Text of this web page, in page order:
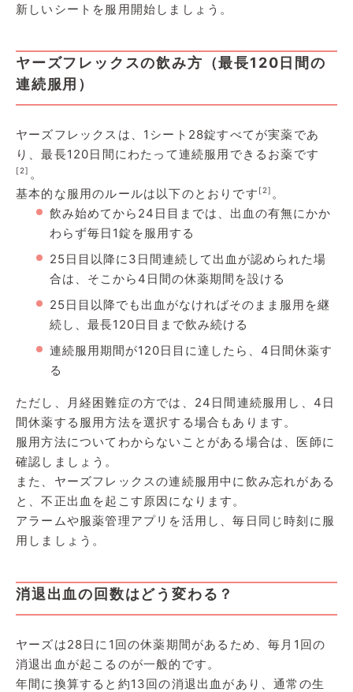
新しいシートを服用開始しましょう。
ヤーズフレックスの飲み方（最長120日間の
連続服用）
ヤーズフレックスは、1シート28錠すべてが実薬であ
り、最長120日間にわたって連続服用できるお薬です
[2] 。
基本的な服用のルールは以下のとおりです [2] 。
飲み始めてから24日目までは、出血の有無にかか
わらず毎日1錠を服用する
25日目以降に3日間連続して出血が認められた場
合は、そこから4日間の休薬期間を設ける
25日目以降でも出血がなければそのまま服用を継
続し、最長120日目まで飲み続ける
連続服用期間が120日目に達したら、4日間休薬す
る
ただし、月経困難症の方では、24日間連続服用し、4日
間休薬する服用方法を選択する場合もあります。
服用方法についてわからないことがある場合は、医師に
確認しましょう。
また、ヤーズフレックスの連続服用中に飲み忘れがある
と、不正出血を起こす原因になります。
アラームや服薬管理アプリを活用し、毎日同じ時刻に服
用しましょう。
消退出血の回数はどう変わる？
ヤーズは28日に1回の休薬期間があるため、毎月1回の
消退出血が起こるのが一般的です。
年間に換算すると約13回の消退出血があり、通常の生